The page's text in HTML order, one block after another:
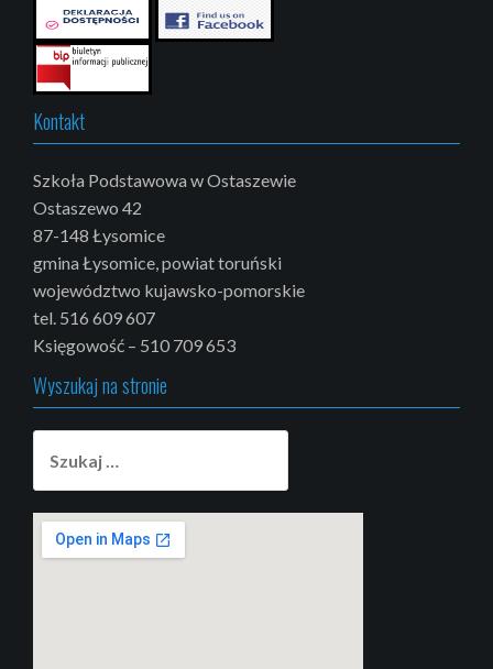
Kontakt
Szkoła Podstawowa w Ostaszewie
Ostaszewo 42
87-148 Łysomice
gmina Łysomice, powiat toruński
województwo kujawsko-pomorskie
tel. 516 609 607
Księgowość – 510 709 653
Wyszukaj na stronie